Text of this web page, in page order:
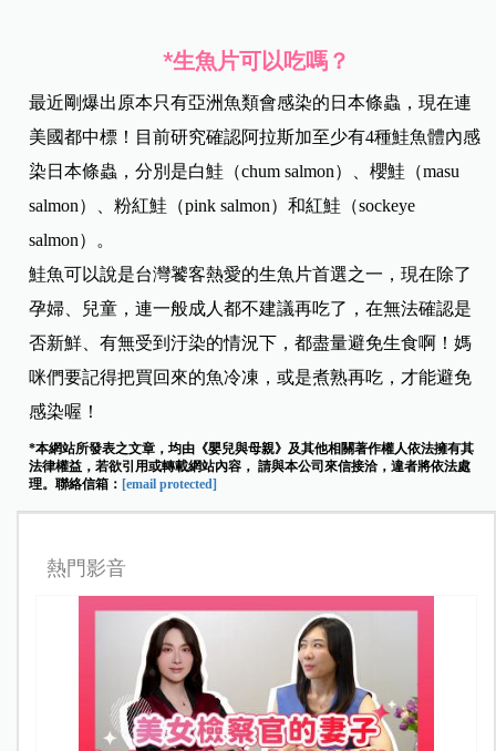
*生魚片可以吃嗎？
最近剛爆出原本只有亞洲魚類會感染的日本條蟲，現在連
美國都中標！目前研究確認阿拉斯加至少有4種鮭魚體內感
染日本條蟲，分別是白鮭（chum salmon）、櫻鮭（masu
salmon）、粉紅鮭（pink salmon）和紅鮭（sockeye
salmon）。
鮭魚可以說是台灣饕客熱愛的生魚片首選之一，現在除了
孕婦、兒童，連一般成人都不建議再吃了，在無法確認是
否新鮮、有無受到汙染的情況下，都盡量避免生食啊！媽
咪們要記得把買回來的魚冷凍，或是煮熟再吃，才能避免
感染喔！
*本網站所發表之文章，均由《嬰兒與母親》及其他相關著作權人依法擁有其
法律權益，若欲引用或轉載網站內容， 請與本公司來信接洽，違者將依法處
理。聯絡信箱： [email protected]
熱門影音